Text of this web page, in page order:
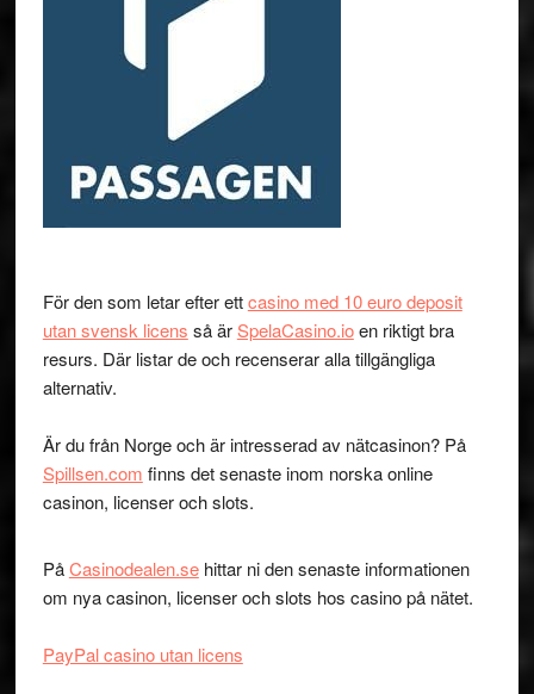
För den som letar efter ettcasino med 10 euro deposit
utan svensk licens så ärSpelaCasino.ioen riktigt bra
resurs. Där listar de och recenserar alla tillgängliga
alternativ.
Är du från Norge och är intresserad av nätcasinon? På
Spillsen.com finns det senaste inom norska online
casinon, licenser och slots.
PåCasinodealen.sehittar ni den senaste informationen
om nya casinon, licenser och slots hos casino på nätet.
PayPal casino utan licens